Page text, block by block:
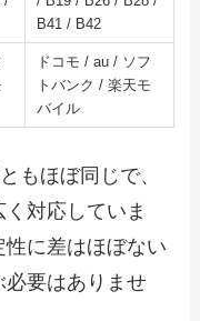
B41 / B42
ドコモ / au / ソフ
トバンク / 楽天モ
バイル
もほぼ同じで、
対応していま
に差はほぼない
必要はありませ